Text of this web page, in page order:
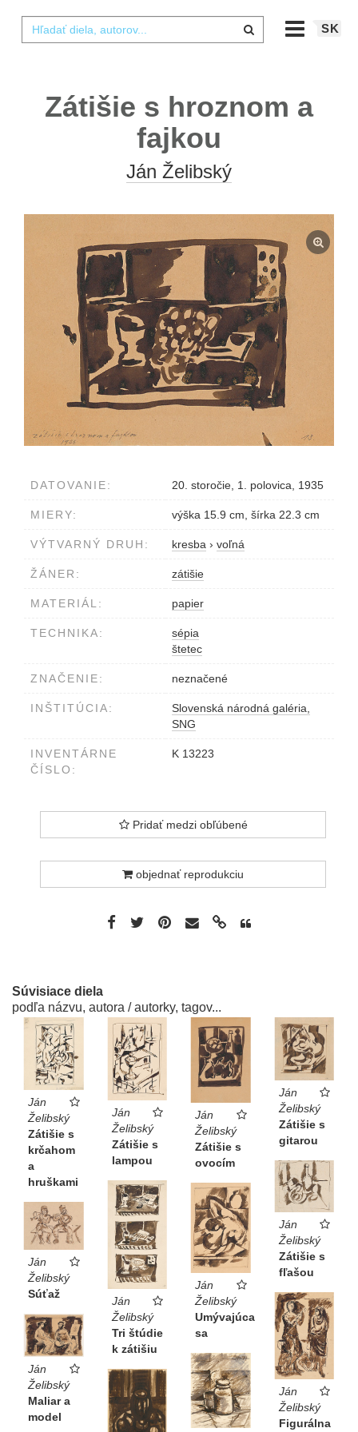
SK
Zátišie s hroznom a
fajkou
Ján Želibský
DATOVANIE: 20. storočie, 1. polovica, 1935
MIERY: výška 15.9 cm, šírka 22.3 cm
VÝTVARNÝ DRUH: kresba › voľná
ŽÁNER: zátišie
MATERIÁL: papier
TECHNIKA:
sépia
štetec
ZNAČENIE: neznačené
INŠTITÚCIA:
Slovenská národná galéria,
SNG
INVENTÁRNE
ČÍSLO:
K 13223
Pridať medzi obľúbené
objednať reprodukciu
Súvisiace diela
podľa názvu, autora / autorky, tagov...
Ján
Želibský
Zátišie s
krčahom
a
hruškami
Ján
Želibský
Zátišie s
lampou
Ján
Želibský
Zátišie s
ovocím
Ján
Želibský
Zátišie s
gitarou
Ján
Želibský
Zátišie s
fľašou
Ján
Želibský
Tri štúdie
k zátišiu
Ján
Želibský
Umývajúca
sa
Ján
Želibský
Súťaž
Ján
Želibský
Figurálna
Ján
Želibský
Maliar a
model